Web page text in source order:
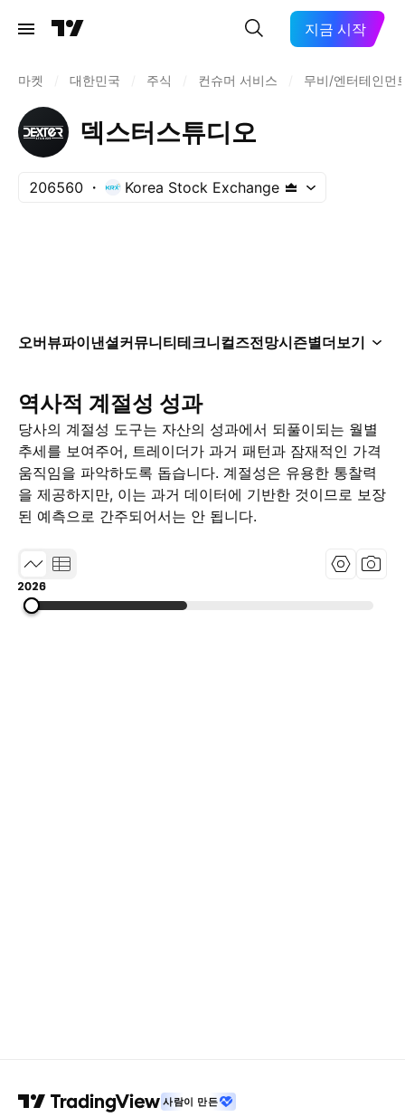
지금 시작
마켓 대한민국 주식 컨슈머 서비스 무비/엔터테인먼
덱스터스튜디오
206560 Korea Stock Exchange
오버뷰파이낸셜커뮤니티테크니컬즈전망시즌별더보기
역사적 계절성 성과
당사의 계절성 도구는 자산의 성과에서 되풀이되는 월별
추세를 보여주어, 트레이더가 과거 패턴과 잠재적인 가격
움직임을 파악하도록 돕습니다. 계절성은 유용한 통찰력
을 제공하지만, 이는 과거 데이터에 기반한 것이므로 보장
된 예측으로 간주되어서는 안 됩니다.
2015
2020
2026
사람이 만든